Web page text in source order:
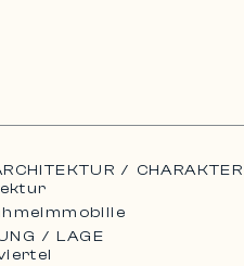
/ CHARAKTER
/ LAGE